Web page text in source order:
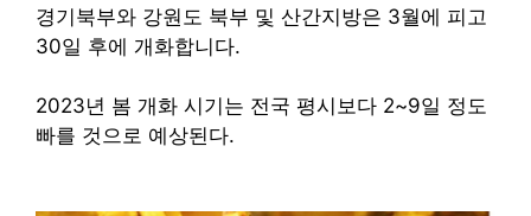
경기북부와 강원도 북부 및 산간지방은 3월에 피고
30일 후에 개화합니다.
2023년 봄 개화 시기는 전국 평시보다 2~9일 정도
빠를 것으로 예상된다.